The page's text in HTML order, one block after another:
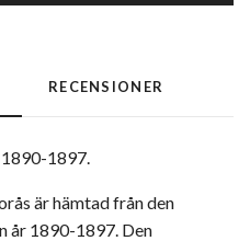
RECENSIONER
1897.
är hämtad från den
år 1890-1897. Den